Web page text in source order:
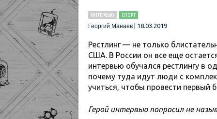
ИНТЕРВЬЮ
СПОРТ
Георгий Манаев
18.03.2019
Рестлинг — не только
США. В России он все еще
интервью обучался рестлингу в
почему туда идут люди с
учиться, чтобы провести первый
Герой интервью попросил не